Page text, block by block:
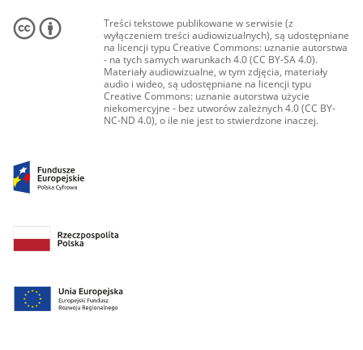
Treści tekstowe publikowane w serwisie (z
wyłączeniem treści audiowizualnych), są udostępniane
na licencji typu Creative Commons: uznanie autorstwa
- na tych samych warunkach 4.0 (CC BY-SA 4.0).
Materiały audiowizualne, w tym zdjęcia, materiały
audio i wideo, są udostępniane na licencji typu
Creative Commons: uznanie autorstwa użycie
niekomercyjne - bez utworów zależnych 4.0 (CC BY-
NC-ND 4.0), o ile nie jest to stwierdzone inaczej.